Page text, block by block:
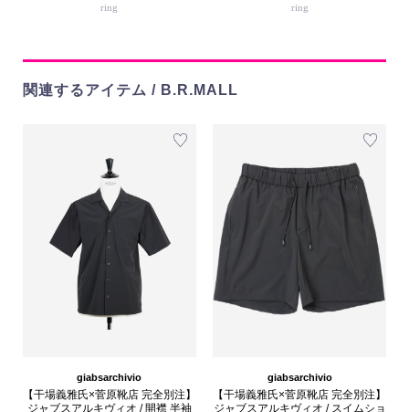
ring ring
関連するアイテム / B.R.MALL
giabsarchivio
【干場義雅氏×菅原靴店 完全別注】
ジャブスアルキヴィオ / 開襟 半袖
giabsarchivio
【干場義雅氏×菅原靴店 完全別注】
ジャブスアルキヴィオ / スイムショ